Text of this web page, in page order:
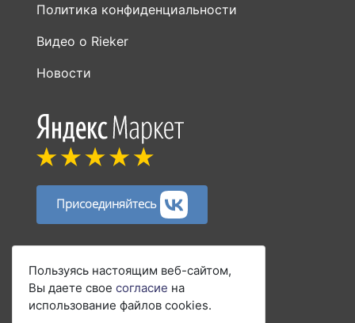
Политика конфиденциальности
Видео о Rieker
Новости
Присоединяйтесь
Пользуясь настоящим веб-сайтом,
Вы даете свое согласие на
использование файлов cookies.